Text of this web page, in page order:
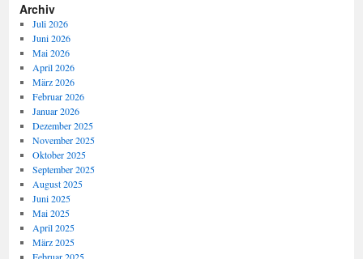
Archiv
Juli 2026
Juni 2026
Mai 2026
April 2026
März 2026
Februar 2026
Januar 2026
Dezember 2025
November 2025
Oktober 2025
September 2025
August 2025
Juni 2025
Mai 2025
April 2025
März 2025